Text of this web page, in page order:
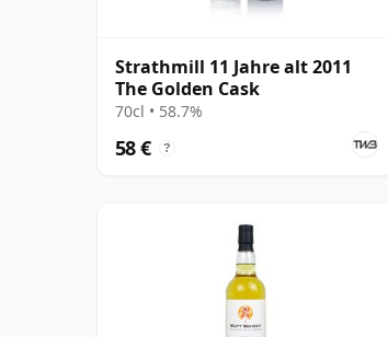
Strathmill 11 Jahre alt 2011
The Golden Cask
70cl • 58.7%
58 € ?